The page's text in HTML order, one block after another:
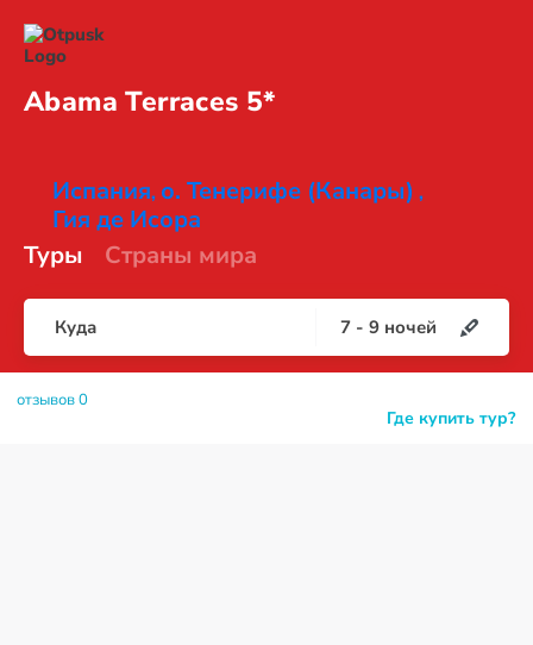
AbamaTerraces 5*
Испания, о. Тенерифе (Канары) ,
Гия де Исора
Туры
Страны мира
Куда 7 - 9 ночей
Где купить тур?
отзывов 0